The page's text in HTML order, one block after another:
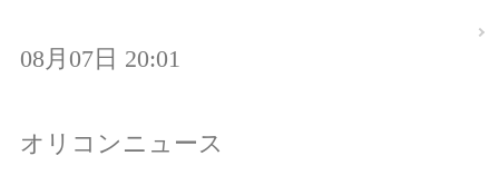
08月07日 20:01
オリコンニュース